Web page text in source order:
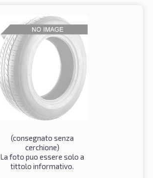
(consegnato senza
cerchione)
La foto puo essere solo a
tittolo informativo.